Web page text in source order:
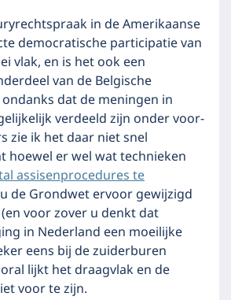
in de Amerikaanse
democratische participatie van
vlak, en is het ook een
van de Belgische
dat de meningen in
verdeeld zijn onder voor-
zie ik het daar niet snel
hoewel er wel wat technieken
assisenprocedures te
de Grondwet ervoor gewijzigd
voor zover u denkt dat
in Nederland een moeilijke
eens bij de zuiderburen
lijkt het draagvlak en de
voor te zijn.